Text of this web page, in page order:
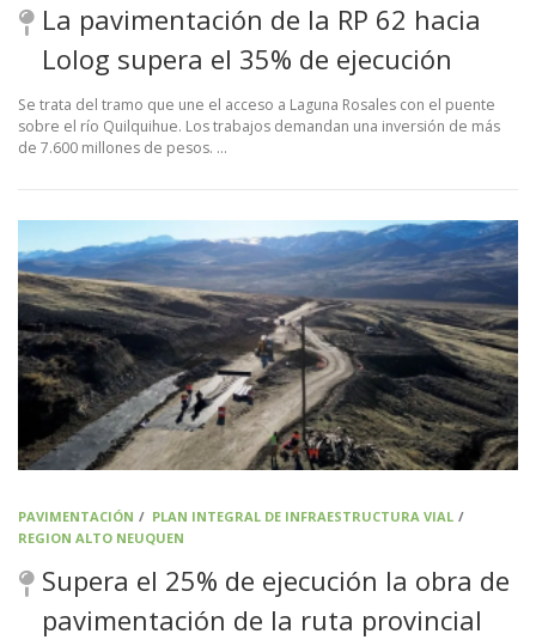
La pavimentación de la RP 62 hacia
Lolog supera el 35% de ejecución
Se trata del tramo que une el acceso a Laguna Rosales con el puente
sobre el río Quilquihue. Los trabajos demandan una inversión de más
de 7.600 millones de pesos. …
PAVIMENTACIÓN / PLAN INTEGRAL DE INFRAESTRUCTURA VIAL/
REGION ALTO NEUQUEN
Supera el 25% de ejecución la obra de
pavimentación de la ruta provincial